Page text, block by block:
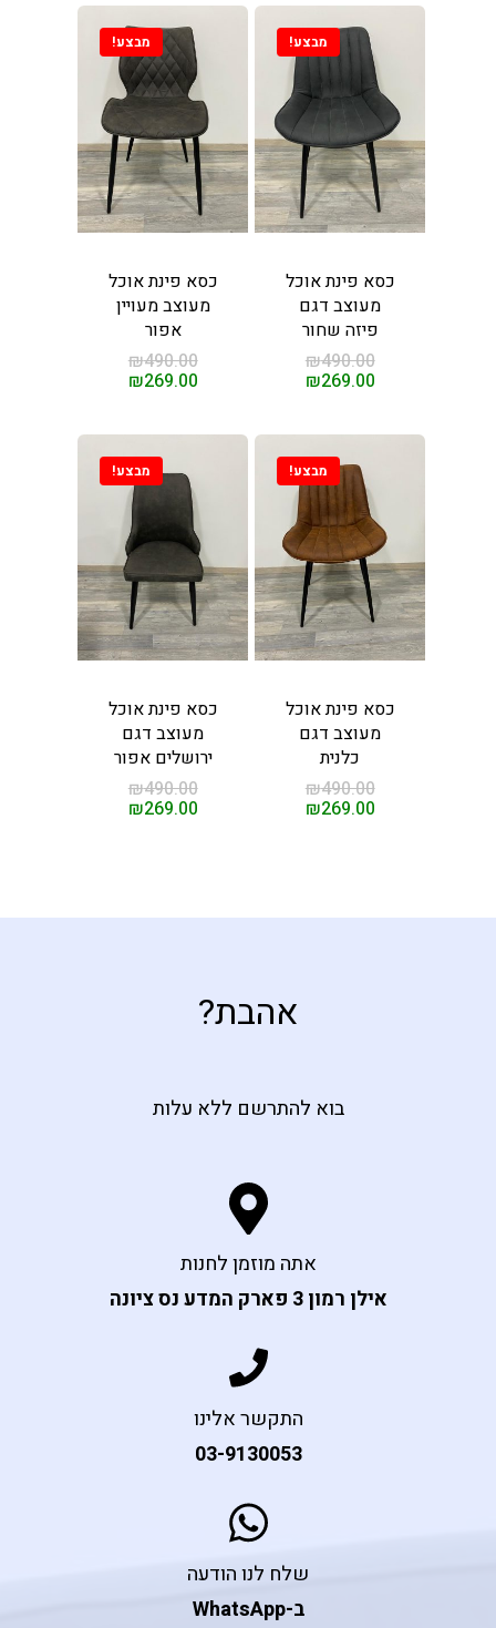
מבצע!
כסא פינת אוכל
מעוצב דגם
פיזה שחור
₪490.00
₪269.00
מבצע!
כסא פינת אוכל
מעוצב מעויין
אפור
₪490.00
₪269.00
מבצע!
כסא פינת אוכל
מעוצב דגם
כלנית
₪490.00
₪269.00
מבצע!
כסא פינת אוכל
מעוצב דגם
ירושלים אפור
₪490.00
₪269.00
אהבת?
בוא להתרשם ללא עלות
אתה מוזמן לחנות
אילן רמון 3 פארק המדע נס ציונה
התקשר אלינו
03-9130053
שלח לנו הודעה
ב-WhatsApp
וכורסאות במחירים
מהיבואן לצרכן
טלוויזיה
לסלון
מנהלים